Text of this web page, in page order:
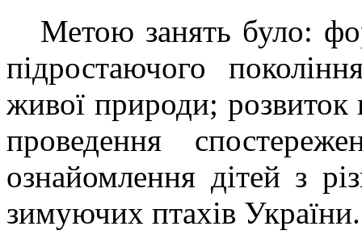
Метою занять було:
підростаючого
живої природи; розвиток
проведення
ознайомлення дітей з
зимуючих птахів України.